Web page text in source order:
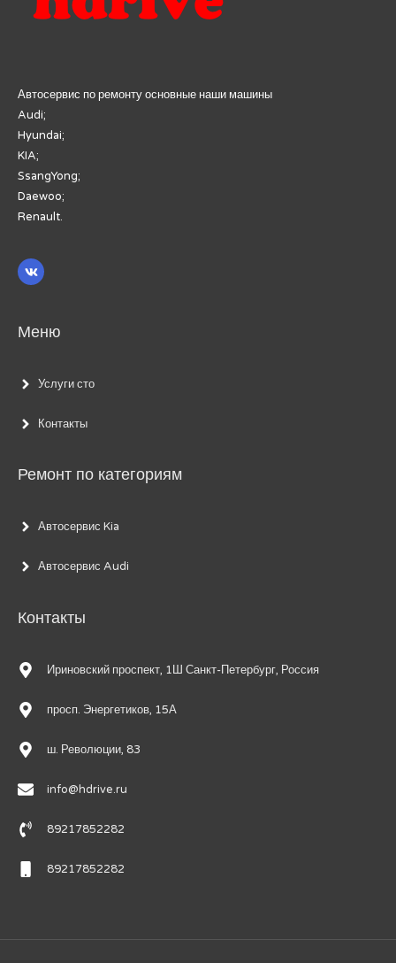
Автосервис по ремонту основные наши машины
Audi;
Hyundai;
KIA;
SsangYong;
Daewoo;
Renault.
Меню
Услуги сто
Контакты
Ремонт по категориям
Автосервис Kia
Автосервис Audi
Контакты
Ириновский проспект, 1Ш Санкт-Петербург, Россия
просп. Энергетиков, 15А
ш. Революции, 83
info@hdrive.ru
89217852282
89217852282